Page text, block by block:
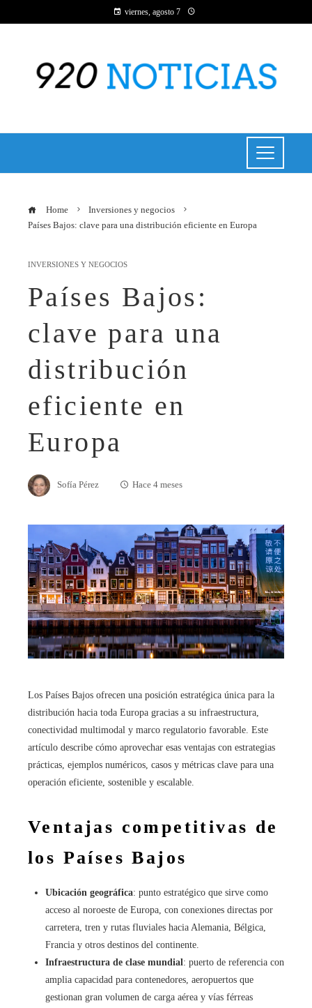
viernes, agosto 7
Home
Inversiones y negocios
Países Bajos: clave para una distribución eficiente en Europa
INVERSIONES Y NEGOCIOS
Países Bajos:
clave para una
distribución
eficiente en
Europa
Sofía Pérez Hace 4 meses
Los Países Bajos ofrecen una posición estratégica única para la
distribución hacia toda Europa gracias a su infraestructura,
conectividad multimodal y marco regulatorio favorable. Este
artículo describe cómo aprovechar esas ventajas con estrategias
prácticas, ejemplos numéricos, casos y métricas clave para una
operación eficiente, sostenible y escalable.
Ventajas competitivas de
los Países Bajos
Ubicación geográfica: punto estratégico que sirve como
acceso al noroeste de Europa, con conexiones directas por
carretera, tren y rutas fluviales hacia Alemania, Bélgica,
Francia y otros destinos del continente.
Infraestructura de clase mundial : puerto de referencia con
amplia capacidad para contenedores, aeropuertos que
gestionan gran volumen de carga aérea y vías férreas